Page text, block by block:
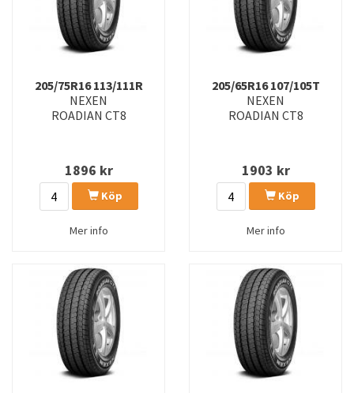
205/75R16 113/111R
NEXEN
ROADIAN CT8
1896 kr
Köp
Mer info
205/65R16 107/105T
NEXEN
ROADIAN CT8
1903 kr
Köp
Mer info